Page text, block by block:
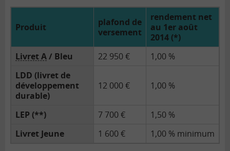
Produit
plafond de
versement
rendement net
au 1er août
2014 (*)
Livret A/ Bleu 22 950 €
1,00 %
LDD (livret de
développement
durable)
12 000 € 1,00 %
LEP (**) 7 700 €
1,50 %
Livret Jeune
1 600 € 1,00 % minimum